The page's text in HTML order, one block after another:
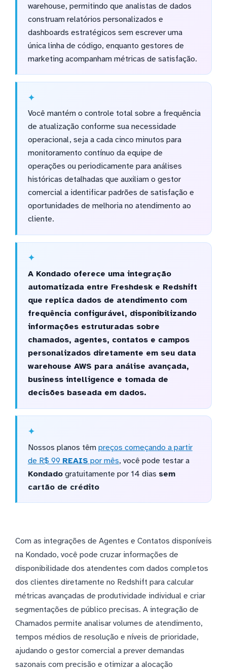
warehouse, permitindo que analistas de dados
construam relatórios personalizados e
dashboards estratégicos sem escrever uma
única linha de código, enquanto gestores de
marketing acompanham métricas de satisfação.
Você mantém o controle total sobre a frequência
de atualização conforme sua necessidade
operacional, seja a cada cinco minutos para
monitoramento contínuo da equipe de
operações ou periodicamente para análises
históricas detalhadas que auxiliam o gestor
comercial a identificar padrões de satisfação e
oportunidades de melhoria no atendimento ao
cliente.
A Kondado oferece uma integração
automatizada entre Freshdesk e Redshift
que replica dados de atendimento com
frequência configurável, disponibilizando
informações estruturadas sobre
chamados, agentes, contatos e campos
personalizados diretamente em seu data
warehouse AWS para análise avançada,
business intelligence e tomada de
decisões baseada em dados.
Nossos planos têm preços começando a partir
de R$ 99 REAIS por mês, você pode testar a
Kondadogratuitamente por 14 dias sem
cartão de crédito
Com as integrações de Agentes e Contatos disponíveis
na Kondado, você pode cruzar informações de
disponibilidade dos atendentes com dados completos
dos clientes diretamente no Redshift para calcular
métricas avançadas de produtividade individual e criar
segmentações de público precisas. A integração de
Chamados permite analisar volumes de atendimento,
tempos médios de resolução e níveis de prioridade,
ajudando o gestor comercial a prever demandas
sazonais com precisão e otimizar a alocação